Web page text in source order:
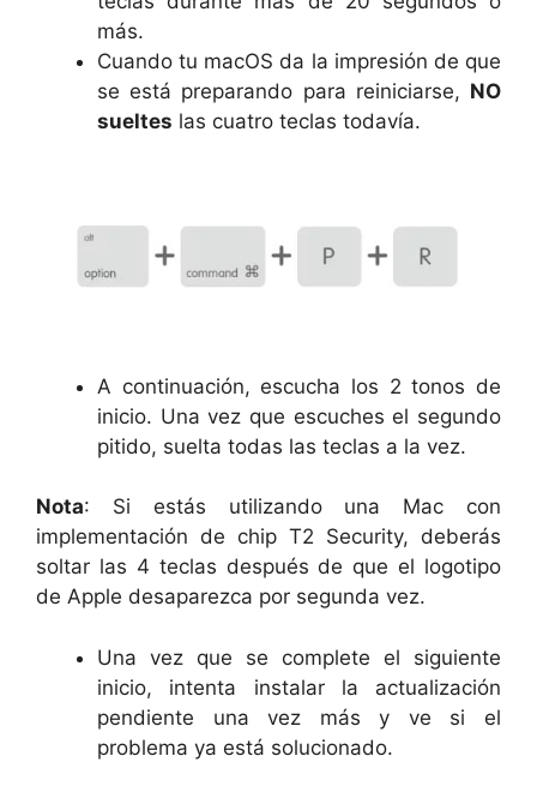
más.
Cuando tu macOS da la impresión de que
se está preparando para reiniciarse, NO
sueltes las cuatro teclas todavía.
A continuación, escucha los 2 tonos de
inicio. Una vez que escuches el segundo
pitido, suelta todas las teclas a la vez.
Nota: Si estás utilizando una Mac con
implementación de chip T2 Security, deberás
soltar las 4 teclas después de que el logotipo
de Apple desaparezca por segunda vez.
Una vez que se complete el siguiente
inicio, intenta instalar la actualización
pendiente una vez más y ve si el
problema ya está solucionado.